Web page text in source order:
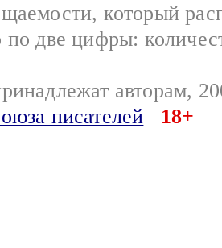
который
по две цифры:
авторам,
писателей
18+